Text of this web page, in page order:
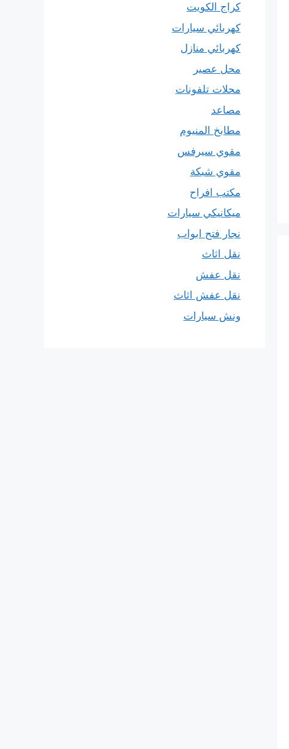
كراج الكويت
كهربائي سيارات
كهربائي منازل
محل عصير
محلات تلفونات
مصاعد
مطابخ المنيوم
مقوي سيرفس
مقوي شبكة
مكتب افراح
ميكانيكي سيارات
نجار فتح ابواب
نقل اثاث
نقل عفش
نقل عفش اثاث
ونش سيارات